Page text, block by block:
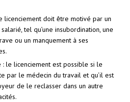
licenciement doit être motivé par un
tel qu’une insubordination, une
ou un manquement à ses
: le licenciement est possible si le
par le médecin du travail et qu’il est
de le reclasser dans un autre